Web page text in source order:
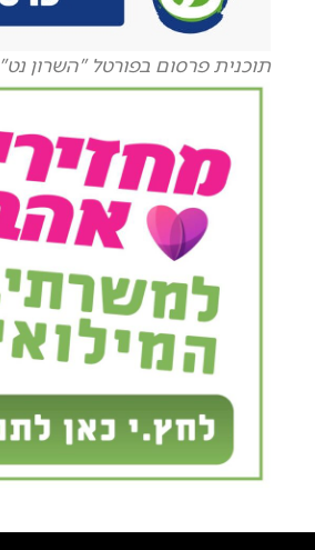
תוכנית פרסום בפורטל "השרון נט"